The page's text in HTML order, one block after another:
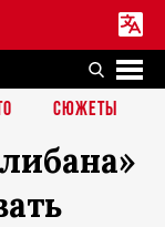
СЮЖЕТЫ